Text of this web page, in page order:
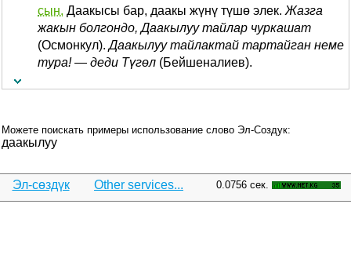
сын. Даакысы бар, даакы жүнү түшө элек. Жазга
жакын болгондо, Даакылуу тайлар чуркашат
(Осмонкул).Даакылуу тайлактай тартайган неме
тура!— деди Түгөл (Бейшеналиев).
Можете поискать примеры использование слово Эл-Создук:
даакылуу
Эл-сөздүк Other services... 0.0756 сек.